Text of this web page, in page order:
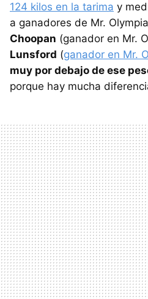
124 kilos en la tarima y
a ganadores de Mr.
Choopan (ganador en Mr.
Lunsford (ganador en Mr.
muy por debajo de ese
porque hay mucha